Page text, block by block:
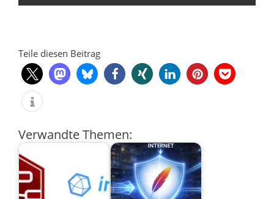
Teile diesen Beitrag
Verwandte Themen: